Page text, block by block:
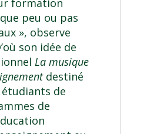
peu ou pas
», observe
son idée de
La musique
destiné
de
de